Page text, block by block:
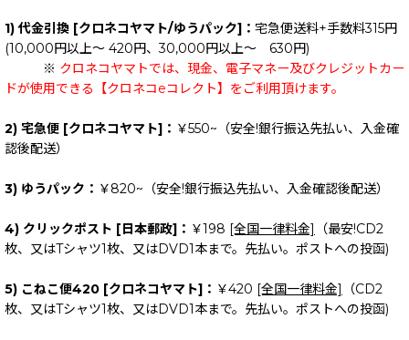
1) 代金引換 [クロネコヤマト/ゆうパック]： 宅急便送料+手数料315円
(10,000円以上～ 420円、30,000円以上～ 630円)
※ クロネコヤマトでは、現金、電子マネー及びクレジットカー
ドが使用できる【クロネコeコレクト】をご利用頂けます。
2) 宅急便 [クロネコヤマト]： ￥550~（安全!銀行振込先払い、入金確
認後配送）
3) ゆうパック： ￥820~（安全!銀行振込先払い、入金確認後配送）
4) クリックポスト [日本郵政]： ￥198 [全国一律料金]
（最安!CD2
枚、又はTシャツ1枚、又はDVD1本まで。先払い。ポストへの投函)
5) こねこ便420 [クロネコヤマト]： ￥420 [全国一律料金]
（CD2
枚、又はTシャツ1枚、又はDVD1本まで。先払い。ポストへの投函)